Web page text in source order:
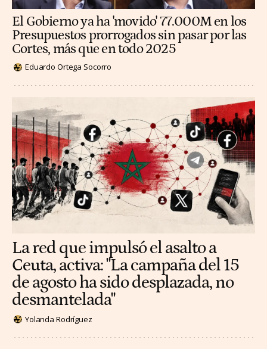
El Gobierno ya ha 'movido' 77.000M en los
Presupuestos prorrogados sin pasar por las
Cortes, más que en todo 2025
Eduardo Ortega Socorro
La red que impulsó el asalto a
Ceuta, activa: "La campaña del 15
de agosto ha sido desplazada, no
desmantelada"
Yolanda Rodríguez